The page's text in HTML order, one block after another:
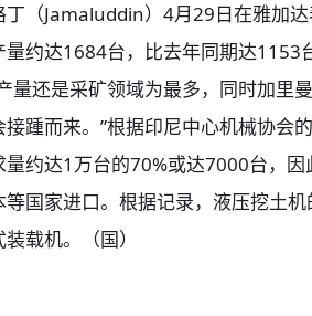
（Jamaluddin）4月29日在雅加
约达1684台，比去年同期达1153
量还是采矿领域为最多，同时加里
踵而来。”根据印尼中心机械协会
约达1万台的70%或达7000台，因
国家进口。根据记录，液压挖土机
载机。（国）